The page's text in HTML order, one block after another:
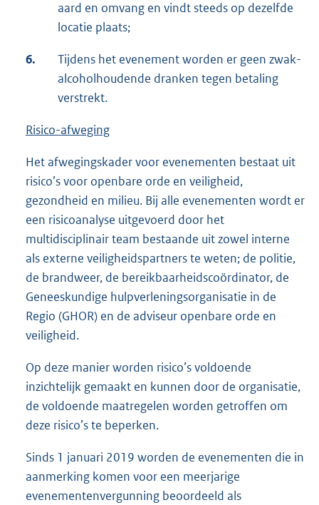
aard en omvang en vindt steeds op dezelfde
locatie plaats;
6.
Tijdens het evenement worden er geen zwak-
alcoholhoudende dranken tegen betaling
verstrekt.
Risico-afweging
Het afwegingskader voor evenementen bestaat uit
risico’s voor openbare orde en veiligheid,
gezondheid en milieu. Bij alle evenementen wordt er
een risicoanalyse uitgevoerd door het
multidisciplinair team bestaande uit zowel interne
als externe veiligheidspartners te weten; de politie,
de brandweer, de bereikbaarheidscoördinator, de
Geneeskundige hulpverleningsorganisatie in de
Regio (GHOR) en de adviseur openbare orde en
veiligheid.
Op deze manier worden risico’s voldoende
inzichtelijk gemaakt en kunnen door de organisatie,
de voldoende maatregelen worden getroffen om
deze risico’s te beperken.
Sinds 1 januari 2019 worden de evenementen die in
aanmerking komen voor een meerjarige
evenementenvergunning beoordeeld als